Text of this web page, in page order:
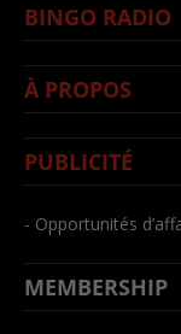
BINGO RADIO
À PROPOS
PUBLICITÉ
- Opportunités
MEMBERSHIP